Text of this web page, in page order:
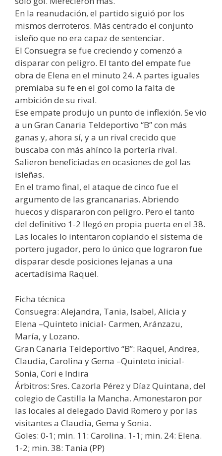
En la reanudación, el partido siguió por los
mismos derroteros. Más centrado el conjunto
isleño que no era capaz de sentenciar.
El Consuegra se fue creciendo y comenzó a
disparar con peligro. El tanto del empate fue
obra de Elena en el minuto 24. A partes iguales
premiaba su fe en el gol como la falta de
ambición de su rival.
Ese empate produjo un punto de inflexión. Se vio
a un Gran Canaria Teldeportivo “B” con más
ganas y, ahora sí, y a un rival crecido que
buscaba con más ahínco la portería rival.
Salieron beneficiadas en ocasiones de gol las
isleñas.
En el tramo final, el ataque de cinco fue el
argumento de las grancanarias. Abriendo
huecos y dispararon con peligro. Pero el tanto
del definitivo 1-2 llegó en propia puerta en el 38.
Las locales lo intentaron copiando el sistema de
portero jugador, pero lo único que lograron fue
disparar desde posiciones lejanas a una
acertadísima Raquel.
Ficha técnica
Consuegra: Alejandra, Tania, Isabel, Alicia y
Elena –Quinteto inicial- Carmen, Aránzazu,
María, y Lozano.
Gran Canaria Teldeportivo “B”: Raquel, Andrea,
Claudia, Carolina y Gema –Quinteto inicial-
Sonia, Cori e Indira
Árbitros: Sres. Cazorla Pérez y Díaz Quintana, del
colegio de Castilla la Mancha. Amonestaron por
las locales al delegado David Romero y por las
visitantes a Claudia, Gema y Sonia.
Goles: 0-1; min. 11: Carolina. 1-1; min. 24: Elena.
1-2; min. 38: Tania (PP)